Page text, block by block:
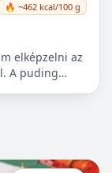
🔥 ~462 kcal/100 g
elképzelni az
A puding